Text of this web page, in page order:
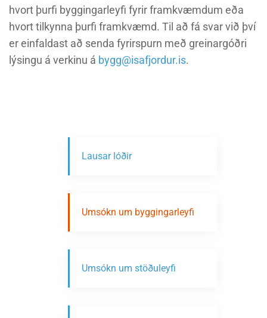
hvort þurfi byggingarleyfi fyrir framkvæmdum eða
hvort tilkynna þurfi framkvæmd. Til að fá svar við því
er einfaldast að senda fyrirspurn með greinargóðri
lýsingu á verkinu á bygg@isafjordur.is.
Lausar lóðir
Umsókn um byggingarleyfi
Umsókn um stöðuleyfi